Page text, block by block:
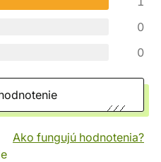
0
0
Ako fungujú hodnotenia?